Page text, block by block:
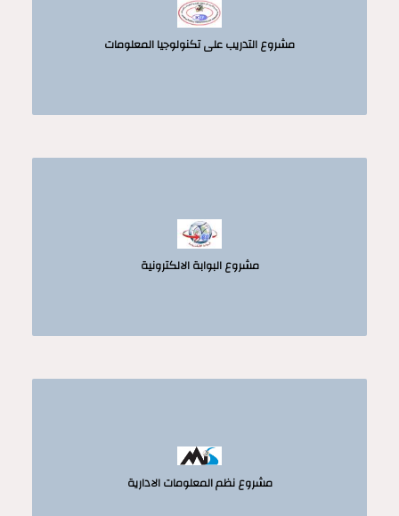
مشروع التدريب على تكنولوجيا المعلومات
مشروع البوابة الالكترونية
مشروع نظم المعلومات الادارية